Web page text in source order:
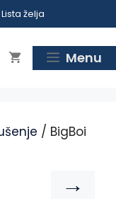
Lista želja
Menu
/ BigBoi
→